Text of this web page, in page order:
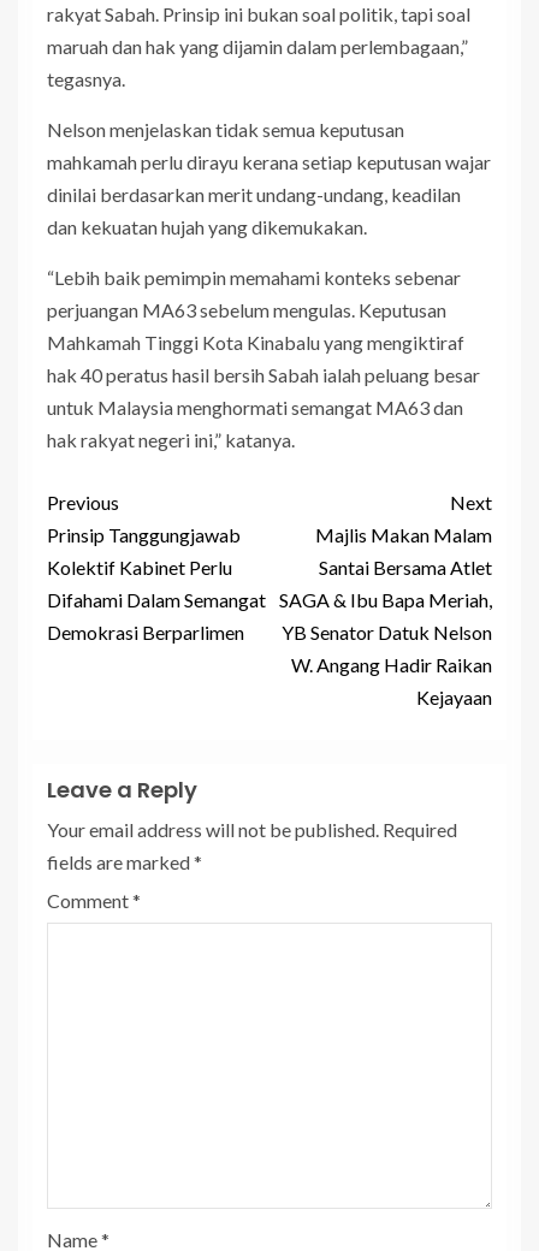
rakyat Sabah. Prinsip ini bukan soal politik, tapi soal
maruah dan hak yang dijamin dalam perlembagaan,”
tegasnya.
Nelson menjelaskan tidak semua keputusan
mahkamah perlu dirayu kerana setiap keputusan wajar
dinilai berdasarkan merit undang-undang, keadilan
dan kekuatan hujah yang dikemukakan.
“Lebih baik pemimpin memahami konteks sebenar
perjuangan MA63 sebelum mengulas. Keputusan
Mahkamah Tinggi Kota Kinabalu yang mengiktiraf
hak 40 peratus hasil bersih Sabah ialah peluang besar
untuk Malaysia menghormati semangat MA63 dan
hak rakyat negeri ini,” katanya.
Previous
Prinsip Tanggungjawab
Kolektif Kabinet Perlu
Difahami Dalam Semangat
Demokrasi Berparlimen
Next
Majlis Makan Malam
Santai Bersama Atlet
SAGA & Ibu Bapa Meriah,
YB Senator Datuk Nelson
W. Angang Hadir Raikan
Kejayaan
Leave a Reply
Your email address will not be published. Required
fields are marked*
Comment*
Name*